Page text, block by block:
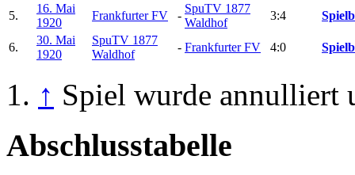
5.
16. Mai
1920
Frankfurter FV -
SpuTV 1877
Waldhof
3:4
6.
30. Mai
1920
SpuTV 1877
Waldhof
- Frankfurter FV 4:0
↑ Spiel wurde annulliert
Abschlusstabelle